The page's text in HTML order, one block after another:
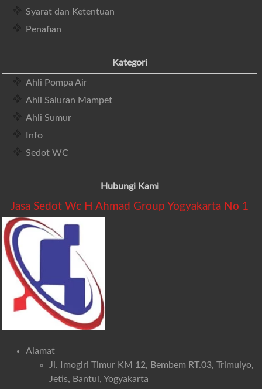
Syarat dan Ketentuan
Penafian
Kategori
Ahli Pompa Air
Ahli Saluran Mampet
Ahli Sumur
Info
Sedot WC
Hubungi Kami
Jasa Sedot Wc H Ahmad Group Yogyakarta No 1
Alamat
Jl. Imogiri Timur KM 12, Bembem RT.03, Trimulyo,
Jetis, Bantul, Yogyakarta